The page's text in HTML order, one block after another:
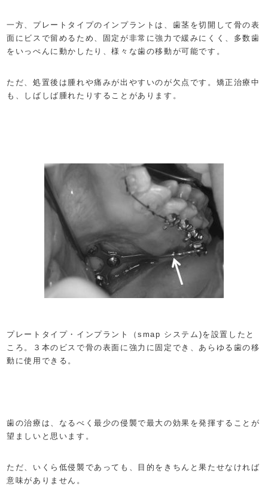
一方、プレートタイプのインプラントは、歯茎を切開して骨の表
面にビスで留めるため、固定が非常に強力で緩みにくく、多数歯
をいっぺんに動かしたり、様々な歯の移動が可能です。
ただ、処置後は腫れや痛みが出やすいのが欠点です。矯正治療中
も、しばしば腫れたりすることがあります。
プレートタイプ・インプラント（smap システム)を設置したと
ころ。３本のビスで骨の表面に強力に固定でき、あらゆる歯の移
動に使用できる。
歯の治療は、なるべく最少の侵襲で最大の効果を発揮することが
望ましいと思います。
ただ、いくら低侵襲であっても、目的をきちんと果たせなければ
意味がありません。